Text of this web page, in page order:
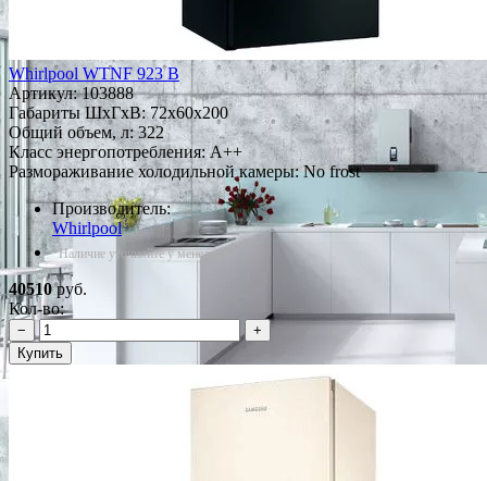
Whirlpool WTNF 923 B
Артикул:103888
Габариты ШxГxВ: 72x60x200
Общий объем, л: 322
Класс энергопотребления: A++
Размораживание холодильной камеры: No frost
Производитель:
Whirlpool
*Наличие уточняйте у менеджера
40510руб.
Кол-во:
−
+
Купить